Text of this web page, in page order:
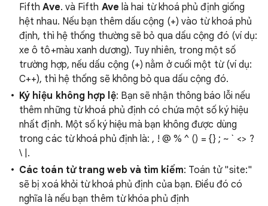
FifthAve. và Fifth Ave là hai từ khoá phủ định giống
hệt nhau. Nếu bạn thêm dấu cộng (+) vào từ khoá phủ
định, thì hệ thống thường sẽ bỏ qua dấu cộng đó (ví dụ:
xe ô tô+màu xanh dương). Tuy nhiên, trong một số
trường hợp, nếu dấu cộng (+) nằm ở cuối một từ (ví dụ:
C++), thì hệ thống sẽ không bỏ qua dấu cộng đó.
Ký hiệu không hợp lệ: Bạn sẽ nhận thông báo lỗi nếu
thêm những từ khoá phủ định có chứa một số ký hiệu
nhất định. Một số ký hiệu mà bạn không được dùng
trong các từ khoá phủ định là: , ! @ % ^ () = {} ; ~ ` <> ?
\ |.
Các toán tử trang web và tìm kiếm: Toán tử "site:"
sẽ bị xoá khỏi từ khoá phủ định của bạn. Điều đó có
nghĩa là nếu bạn thêm từ khóa phủ định